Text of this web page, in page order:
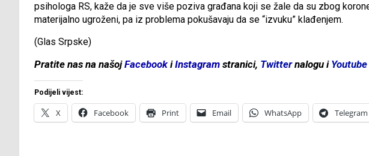
psihologa RS, kaže da je sve više poziva građana koji se žale da su zbog
materijalno ugroženi, pa iz problema pokušavaju da se “izvuku” klađenjem.
(Glas Srpske)
Pratite nas na našojFacebookiInstagram stranici, Twitternalogu i Youtube
Podijeli vijest:
X Facebook Print Email WhatsApp Telegram